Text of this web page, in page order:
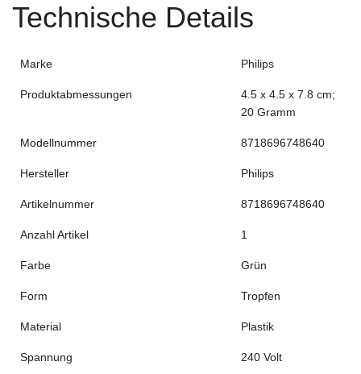
Technische Details
Marke Philips
Produktabmessungen
4.5 x 4.5 x 7.8 cm;
20 Gramm
Modellnummer 8718696748640
Hersteller Philips
Artikelnummer 8718696748640
Anzahl Artikel 1
Farbe Grün
Form Tropfen
Material Plastik
Spannung 240 Volt